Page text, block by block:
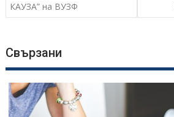
КАУЗА” на ВУЗФ
Свързани